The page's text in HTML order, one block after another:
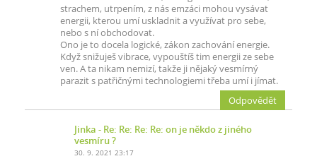
strachem, utrpením, z nás emzáci mohou vysávat
energii, kterou umí uskladnit a využívat pro sebe,
nebo s ní obchodovat.
Ono je to docela logické, zákon zachování energie.
Když snižuješ vibrace, vypouštíš tim energii ze sebe
ven. A ta nikam nemizí, takže ji nějaký vesmírný
parazit s patřičnými technologiemi třeba umí i jímat.
Odpovědět
Jinka - Re: Re: Re: Re: on je někdo z jiného
vesmíru ?
30. 9. 2021 23:17